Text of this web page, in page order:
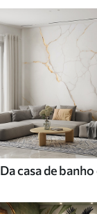
Da casa de banho